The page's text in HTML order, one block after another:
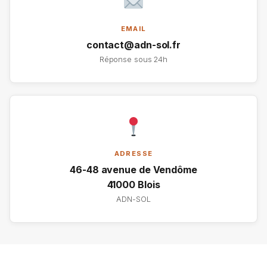
EMAIL
contact@adn-sol.fr
Réponse sous 24h
ADRESSE
46-48 avenue de Vendôme
41000 Blois
ADN-SOL